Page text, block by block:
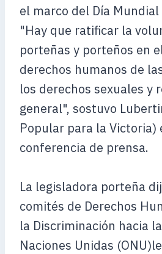
el marco del Día Mundial
"Hay que ratificar la
porteñas y porteños en
derechos humanos de
los derechos sexuales y
general", sostuvo
Popular para la Victoria)
conferencia de prensa.
La legisladora porteña
comités de Derechos
la Discriminación hacia
Naciones Unidas